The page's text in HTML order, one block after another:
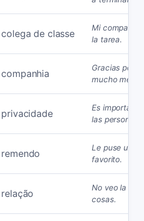
colega de classe
Mi
la tarea.
companhia
Gracias por
mucho mejor.
privacidade
Es
las personas.
remendo
Le puse un
favorito.
relação
No veo la
cosas.